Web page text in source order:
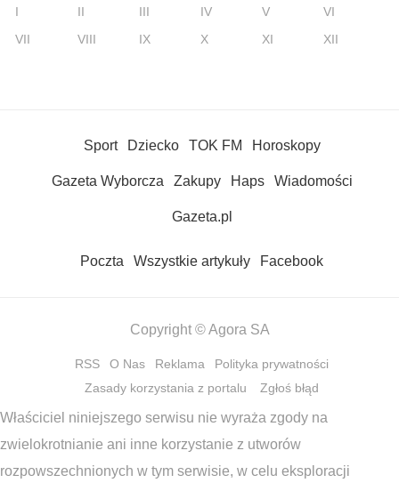
I II III IV V
VI
VII
VIII IX X XI XII
Sport Dziecko TOK FM Horoskopy
Gazeta Wyborcza Zakupy Haps Wiadomości
Gazeta.pl
Poczta Wszystkie artykuły Facebook
Copyright © Agora SA
RSS O Nas Reklama
Polityka prywatności
Zasady korzystania z portalu
Zgłoś błąd
Właściciel niniejszego serwisu nie wyraża zgody na
zwielokrotnianie ani inne korzystanie z utworów
rozpowszechnionych w tym serwisie, w celu eksploracji